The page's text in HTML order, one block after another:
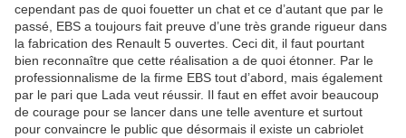
cependant pas de quoi fouetter un chat et ce d’autant que par le
passé, EBS a toujours fait preuve d’une très grande rigueur dans
la fabrication des Renault 5 ouvertes. Ceci dit, il faut pourtant
bien reconnaître que cette réalisation a de quoi étonner. Par le
professionnalisme de la firme EBS tout d’abord, mais également
par le pari que Lada veut réussir. Il faut en effet avoir beaucoup
de courage pour se lancer dans une telle aventure et surtout
pour convaincre le public que désormais il existe un cabriolet